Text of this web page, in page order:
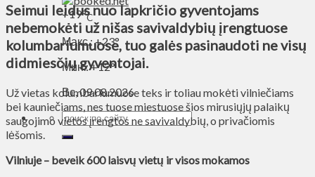
+19°C
Макс.:+23°
Мин.:+12°
Вс, 09.08.2026
Seimui leidus nuo lapkričio gyventojams
nebemokėti už nišas savivaldybių įrengtuose
kolumbariumuose, tuo galės pasinaudoti ne visų
didmiesčių gyventojai.
Už vietas kolumbariumuose teks ir toliau mokėti vilniečiams
bei kauniečiams, nes tuose miestuose šios mirusiųjų palaikų
saugojimo vietos įrengtos ne savivaldybių, o privačiomis
lėšomis.
Vilniuje – beveik 600 laisvų vietų ir visos mokamos